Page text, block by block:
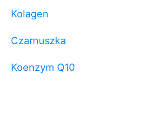
Kolagen
Czarnuszka
Koenzym Q10